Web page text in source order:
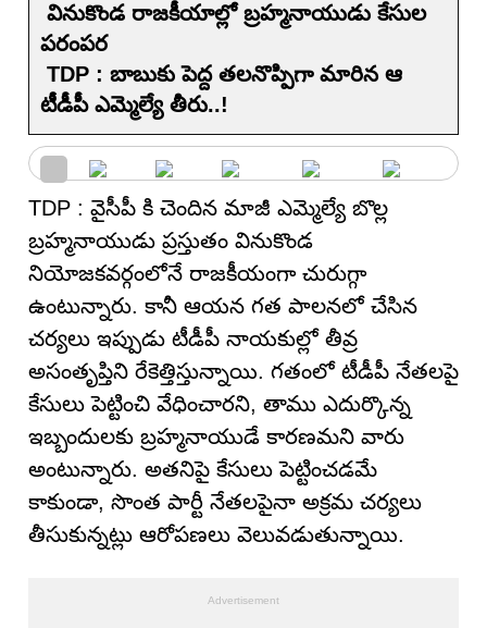
వినుకొండ రాజకీయాల్లో బ్రహ్మనాయుడు కేసుల
పరంపర
TDP : బాబుకు పెద్ద త‌ల‌నొప్పిగా మారిన ఆ
టీడీపీ ఎమ్మెల్యే తీరు..!
TDP : వైసీపీ కి చెందిన మాజీ ఎమ్మెల్యే బొల్ల
బ్రహ్మనాయుడు ప్రస్తుతం వినుకొండ
నియోజకవర్గంలోనే రాజకీయంగా చురుగ్గా
ఉంటున్నారు. కానీ ఆయన గత పాలనలో చేసిన
చర్యలు ఇప్పుడు టీడీపీ నాయకుల్లో తీవ్ర
అసంతృప్తిని రేకెత్తిస్తున్నాయి. గతంలో టీడీపీ నేతలపై
కేసులు పెట్టించి వేధించారని, తాము ఎదుర్కొన్న
ఇబ్బందులకు బ్రహ్మనాయుడే కారణమని వారు
అంటున్నారు. అతనిపై కేసులు పెట్టించడమే
కాకుండా, సొంత పార్టీ నేతలపైనా అక్రమ చర్యలు
తీసుకున్నట్లు ఆరోపణలు వెలువడుతున్నాయి.